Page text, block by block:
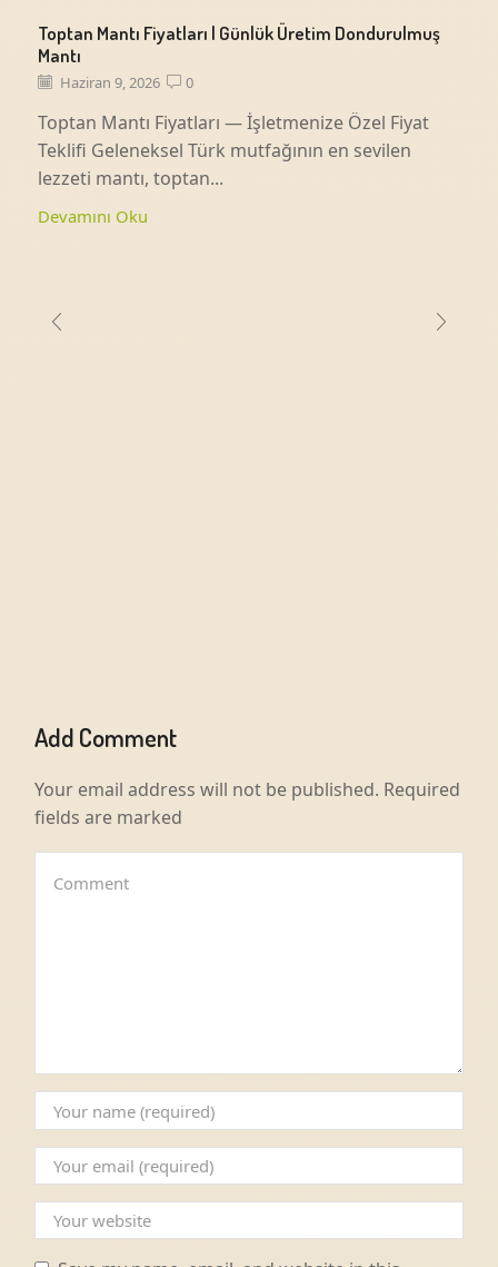
Toptan Mantı Fiyatları | Günlük Üretim Dondurulmuş
Mantı
Haziran 9, 2026 0
Toptan Mantı Fiyatları — İşletmenize Özel Fiyat
Teklifi Geleneksel Türk mutfağının en sevilen
lezzeti mantı, toptan...
Devamını Oku
Add Comment
Your email address will not be published. Required
fields are marked